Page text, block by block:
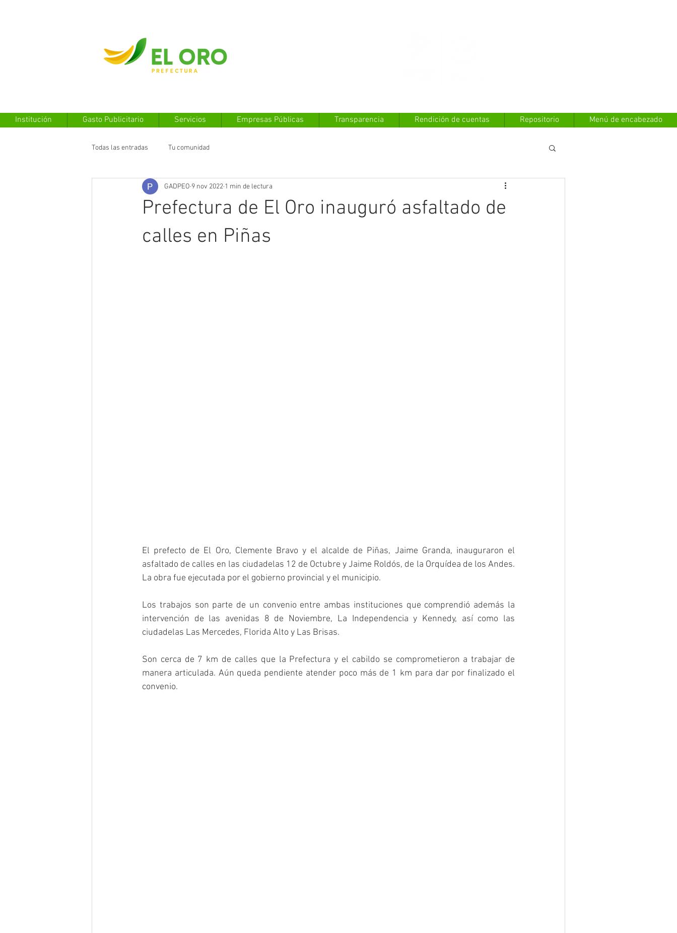
Institución Gasto Publicitario Servicios Empresas Públicas Transparencia Rendición de cuentas Repositorio Menú de encabezado
Todas las entradas Tu comunidad
Prefectura de El Oro inauguró asfaltado de
calles en Piñas
GADPEO 9 nov 2022 1 min de lectura
El prefecto de El Oro, Clemente Bravo y el alcalde de Piñas, Jaime Granda, inauguraron el
asfaltado de calles en las ciudadelas 12 de Octubre y Jaime Roldós, de la Orquídea de los Andes.
La obra fue ejecutada por el gobierno provincial y el municipio.
Los trabajos son parte de un convenio entre ambas instituciones que comprendió además la
intervención de las avenidas 8 de Noviembre, La Independencia y Kennedy, así como las
ciudadelas Las Mercedes, Florida Alto y Las Brisas.
Son cerca de 7 km de calles que la Prefectura y el cabildo se comprometieron a trabajar de
manera articulada. Aún queda pendiente atender poco más de 1 km para dar por finalizado el
convenio.